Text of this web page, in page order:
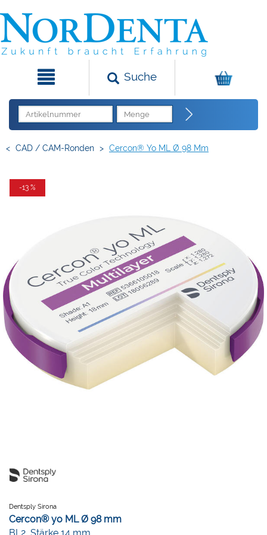
Suche
< CAD / CAM-Ronden > Cercon® Yo ML Ø 98 Mm
-13 %
Dentsply Sirona
Cercon® yo ML Ø 98 mm